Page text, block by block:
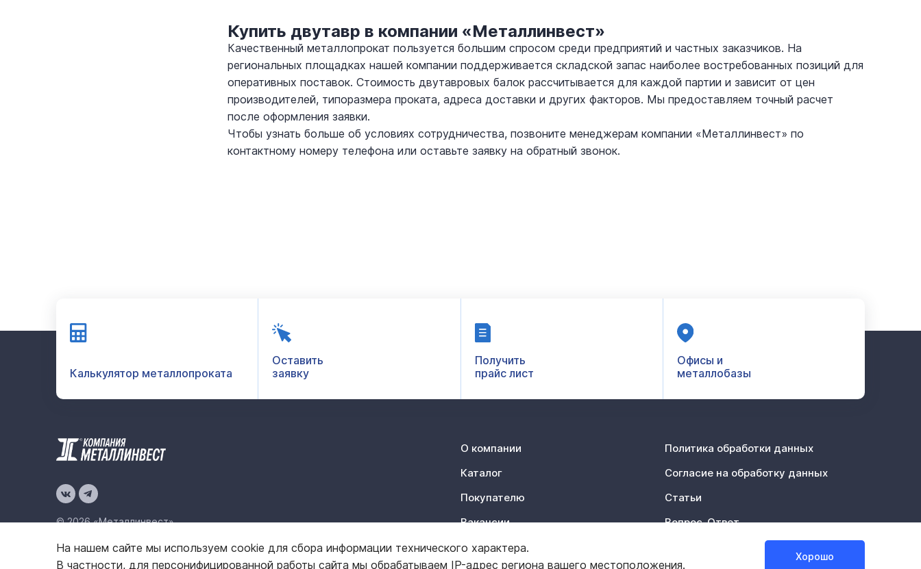
Купить двутавр в компании «Металлинвест»
Качественный металлопрокат пользуется большим спросом среди предприятий и частных заказчиков. На
региональных площадках нашей компании поддерживается складской запас наиболее востребованных позиций для
оперативных поставок. Стоимость двутавровых балок рассчитывается для каждой партии и зависит от цен
производителей, типоразмера проката, адреса доставки и других факторов. Мы предоставляем точный расчет
после оформления заявки.
Чтобы узнать больше об условиях сотрудничества, позвоните менеджерам компании «Металлинвест» по
контактному номеру телефона или оставьте заявку на обратный звонок.
Калькулятор металлопроката
Оставить
заявку
Получить
прайс лист
Офисы и
металлобазы
© 2026 «Металлинвест»
Политика конфиденциальностиКарта сайта
О компании
Каталог
Покупателю
Вакансии
Контакты
Политика обработки данных
Согласие на обработку данных
Статьи
Вопрос-Ответ
На нашем сайте мы используем cookie для сбора информации технического характера.
В частности, для персонифицированной работы сайта мы обрабатываем IP-адрес региона вашего местоположения.
Хорошо